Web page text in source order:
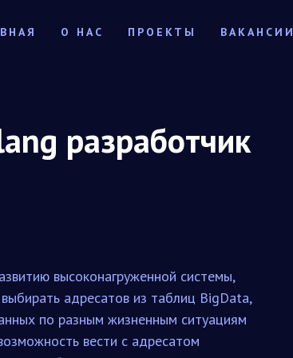
О НАС ПРОЕКТЫ ВАКАНСИИ
разработчик
высоконагруженной системы,
адресатов из таблиц BigData,
по разным жизненным ситуациям
вести с адресатом